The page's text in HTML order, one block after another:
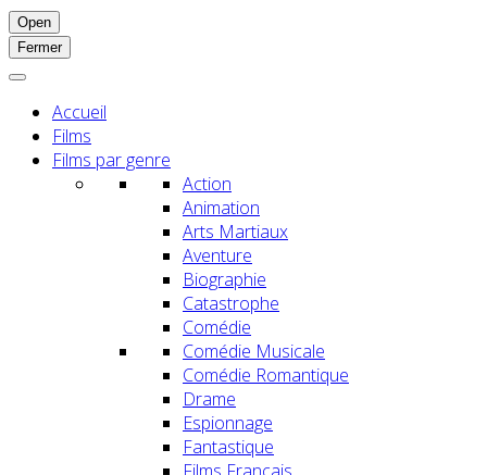
Open
Fermer
Accueil
Films
Films par genre
Action
Animation
Arts Martiaux
Aventure
Biographie
Catastrophe
Comédie
Comédie Musicale
Comédie Romantique
Drame
Espionnage
Fantastique